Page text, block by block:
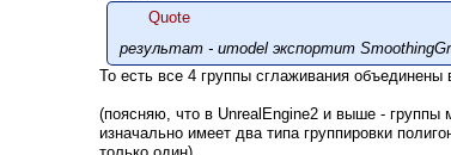
Quote
результат - umodel экспортит
То есть все 4 группы сглаживания объединены
(поясняю, что в UnrealEngine2 и выше - группы
изначально имеет два типа группировки